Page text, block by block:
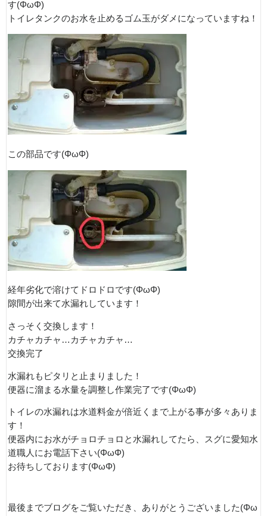
す(ΦωΦ)
トイレタンクのお水を止めるゴム玉がダメになっていますね！
この部品です(ΦωΦ)
経年劣化で溶けてドロドロです(ΦωΦ)
隙間が出来て水漏れしています！
さっそく交換します！
カチャカチャ…カチャカチャ…
交換完了
水漏れもピタリと止まりました！
便器に溜まる水量を調整し作業完了です(ΦωΦ)
トイレの水漏れは水道料金が倍近くまで上がる事が多々ありま
す！
便器内にお水がチョロチョロと水漏れしてたら、スグに愛知水
道職人にお電話下さい(ΦωΦ)
お待ちしております(ΦωΦ)
最後までブログをご覧いただき、ありがとうございました(Φω